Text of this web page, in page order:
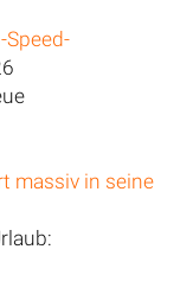
massiv in seine